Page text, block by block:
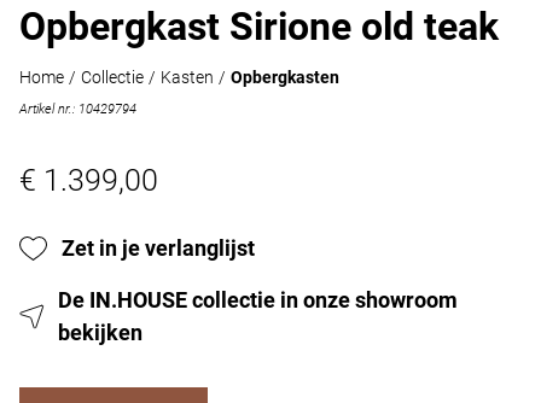
Opbergkast Sirione old teak
Home / Collectie / Kasten / Opbergkasten
Artikel nr.: 10429794
€ 1.399,00
Zet in je verlanglijst
De IN.HOUSE collectie in onze showroom
bekijken